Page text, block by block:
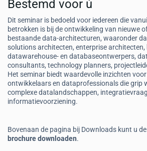
Bestemd voor ú
Dit seminar is bedoeld voor iedereen die
betrokken is bij de ontwikkeling van nieuwe
bestaande data-architecturen, waaronder
solutions architecten, enterprise architecten,
datawarehouse- en databaseontwerpers,
consultants, technology planners,
Het seminar biedt waardevolle inzichten
ontwikkelaars en dataprofessionals die grip
complexe datalandschappen,
informatievoorziening.
Bovenaan de pagina bij Downloads kunt u de
brochure downloaden.